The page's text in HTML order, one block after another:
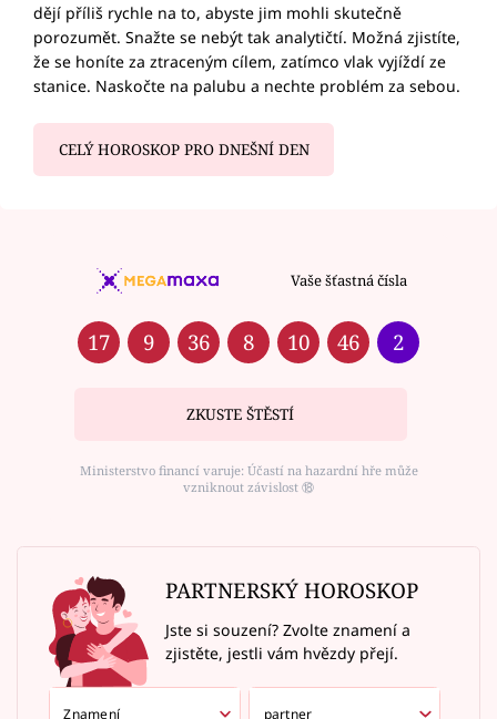
dějí příliš rychle na to, abyste jim mohli skutečně
porozumět. Snažte se nebýt tak analytičtí. Možná zjistíte,
že se honíte za ztraceným cílem, zatímco vlak vyjíždí ze
stanice. Naskočte na palubu a nechte problém za sebou.
CELÝ HOROSKOP PRO DNEŠNÍ DEN
Vaše šťastná čísla
17 9 36 8 10 46 2
ZKUSTE ŠTĚSTÍ
Ministerstvo financí varuje: Účastí na hazardní hře může
vzniknout závislost ⑱
PARTNERSKÝ HOROSKOP
Jste si souzení? Zvolte znamení a
zjistěte, jestli vám hvězdy přejí.